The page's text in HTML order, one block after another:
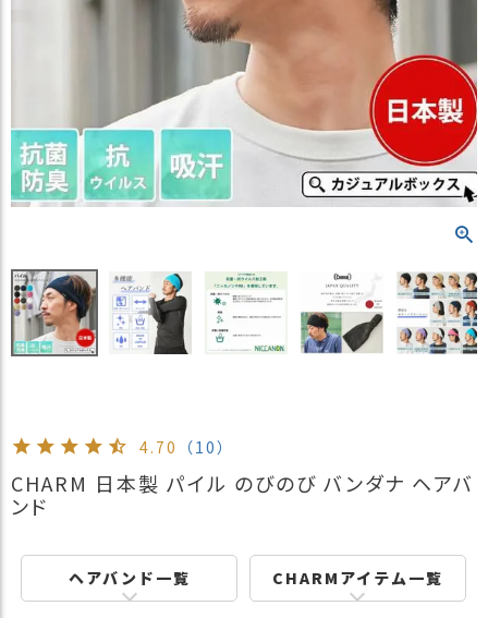
ゴ
リ
閲
歴
買
い
新
作
商
品
4.70 （10）
CHARM 日本製 パイル のびのび バンダナ ヘアバ
ンド
ヘアバンド一覧 CHARMアイテム一覧